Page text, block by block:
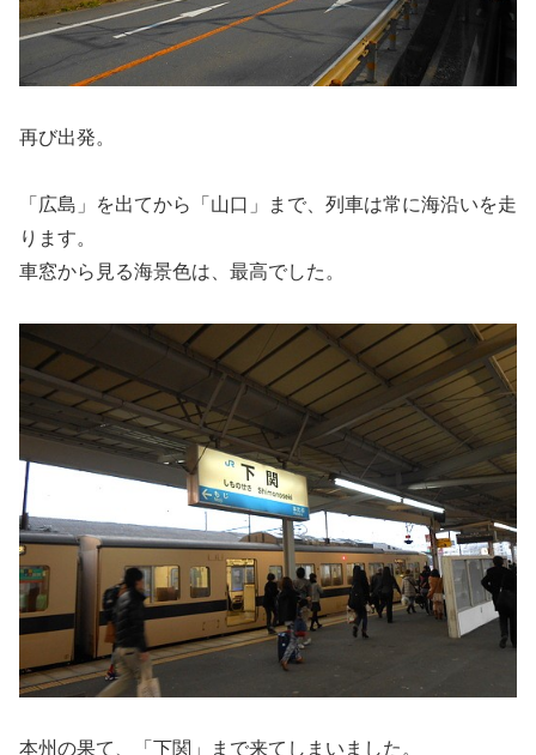
再び出発。
「広島」を出てから「山口」まで、列車は常に海沿いを走
ります。
車窓から見る海景色は、最高でした。
本州の果て、「下関」まで来てしまいました。